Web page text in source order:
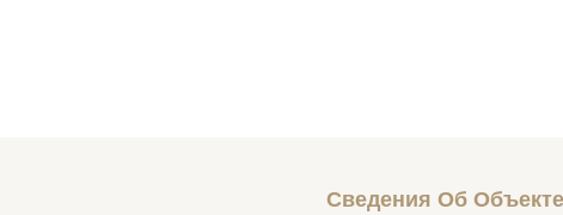
Сведения Об Объекте